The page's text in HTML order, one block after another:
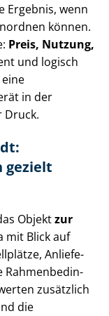
Ergebnis, wenn
können.
Preis, Nutzung,
und logisch
in der
Druck.
gezielt
Objektzur
mit Blick auf
An­lie­fe­
Rah­men­be­din­
zusätzlich
die